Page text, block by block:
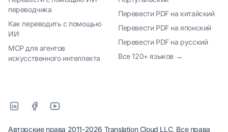
переводчика
Как переводить с помощью
ИИ
MCP для агентов
искусственного интеллекта
Перевести PDF на китайский
Перевести PDF на японский
Перевести PDF на русский
Все 120+ языков →
Авторские права 2011-2026 Translation Cloud LLC, Все права